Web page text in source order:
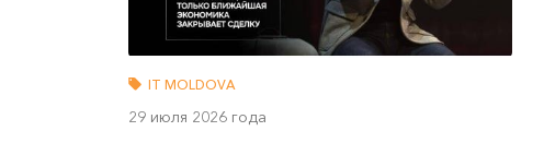
IT MOLDOVA
29 июля 2026 года